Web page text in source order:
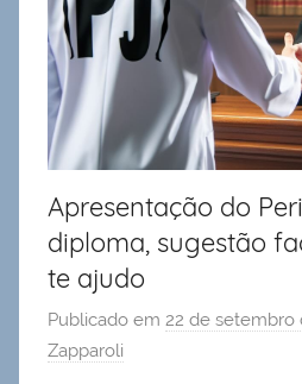
Apresentação do
diploma, sugestão
te ajudo
Publicado em 22 de setembro
Zapparoli